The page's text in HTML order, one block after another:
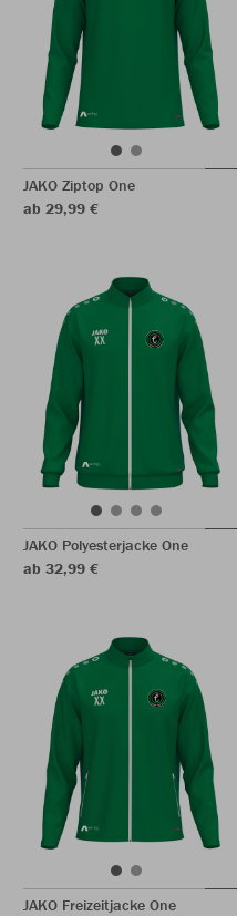
JAKO Ziptop One
ab 29,99 €
JAKO Polyesterjacke One
ab 32,99 €
JAKO Freizeitjacke One